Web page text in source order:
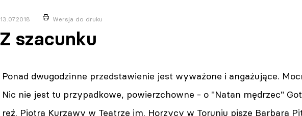
13.07.2018 Wersja do druku
Z szacunku
Ponad dwugodzinne przedstawienie jest wyważone i angażujące.
Nic nie jest tu przypadkowe, powierzchowne - o "Natan mędrzec"
reż. Piotra Kurzawy w Teatrze im. Horzycy w Toruniu pisze Barbara